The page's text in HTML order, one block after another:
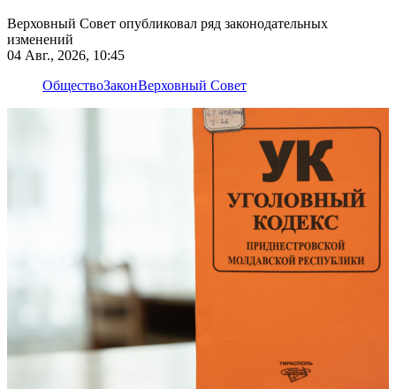
Верховный Совет опубликовал ряд законодательных
изменений
04 Авг., 2026, 10:45
ОбществоЗаконВерховный Совет